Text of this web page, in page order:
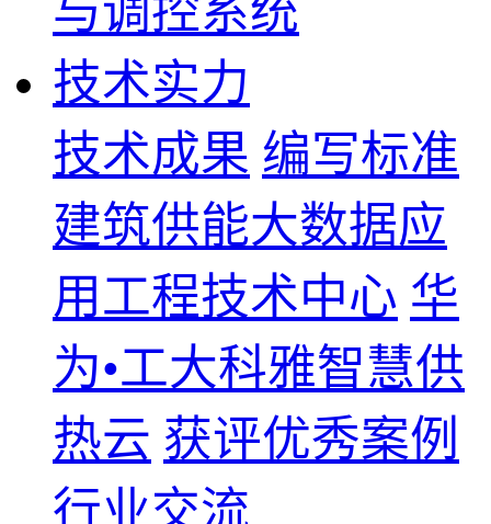
与调控系统
技术实力
技术成果 编写标准
建筑供能大数据应
用工程技术中心 华
为•工大科雅智慧供
热云 获评优秀案例
行业交流